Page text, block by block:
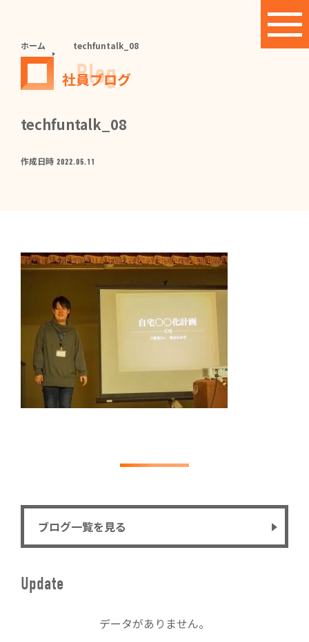
ホーム techfuntalk_08
Blog
社員ブログ
techfuntalk_08
作成日時 2022.05.11
ブログ一覧を見る
Update
データがありません。